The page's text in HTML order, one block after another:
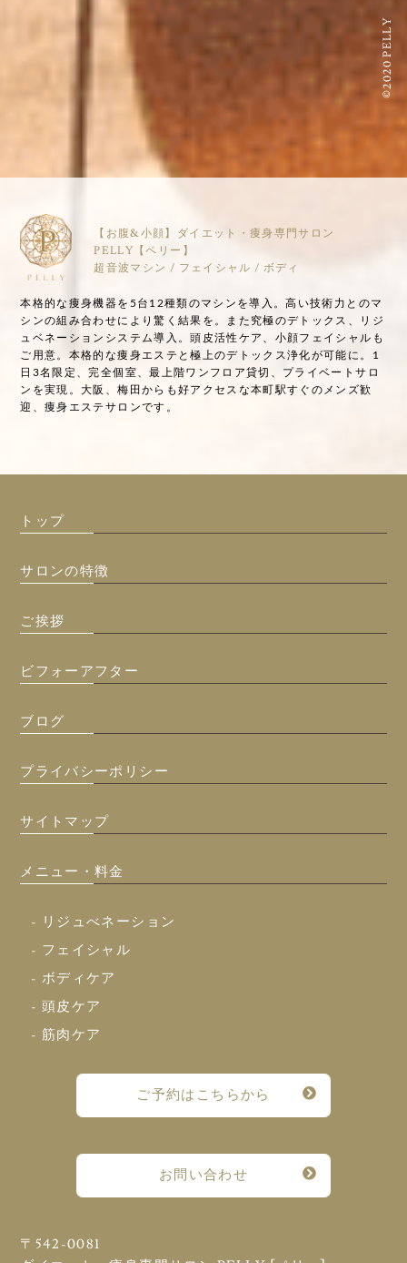
©2020 PELLY
【お腹&小顔】ダイエット・痩身専門サロン
PELLY【ペリー】
超音波マシン / フェイシャル / ボディ
本格的な痩身機器を5台12種類のマシンを導入。高い技術力とのマ
シンの組み合わせにより驚く結果を。また究極のデトックス、リジ
ュベネーションシステム導入。頭皮活性ケア、小顔フェイシャルも
ご用意。本格的な痩身エステと極上のデトックス浄化が可能に。1
日3名限定、完全個室、最上階ワンフロア貸切、プライベートサロ
ンを実現。大阪、梅田からも好アクセスな本町駅すぐのメンズ歓
迎、痩身エステサロンです。
トップ
サロンの特徴
ご挨拶
ビフォーアフター
ブログ
プライバシーポリシー
サイトマップ
メニュー・料金
- リジュべネーション
- フェイシャル
- ボディケア
- 頭皮ケア
- 筋肉ケア
ご予約はこちらから
お問い合わせ
〒542-0081